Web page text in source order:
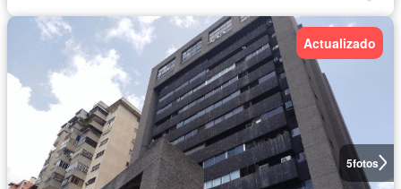
5fotos
Actualizado